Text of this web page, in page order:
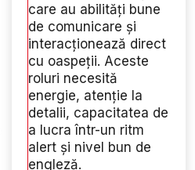
care au abilități bune
de comunicare și
interacționează direct
cu oaspeții. Aceste
roluri necesită
energie, atenție la
detalii, capacitatea de
a lucra într-un ritm
alert și nivel bun de
engleză.